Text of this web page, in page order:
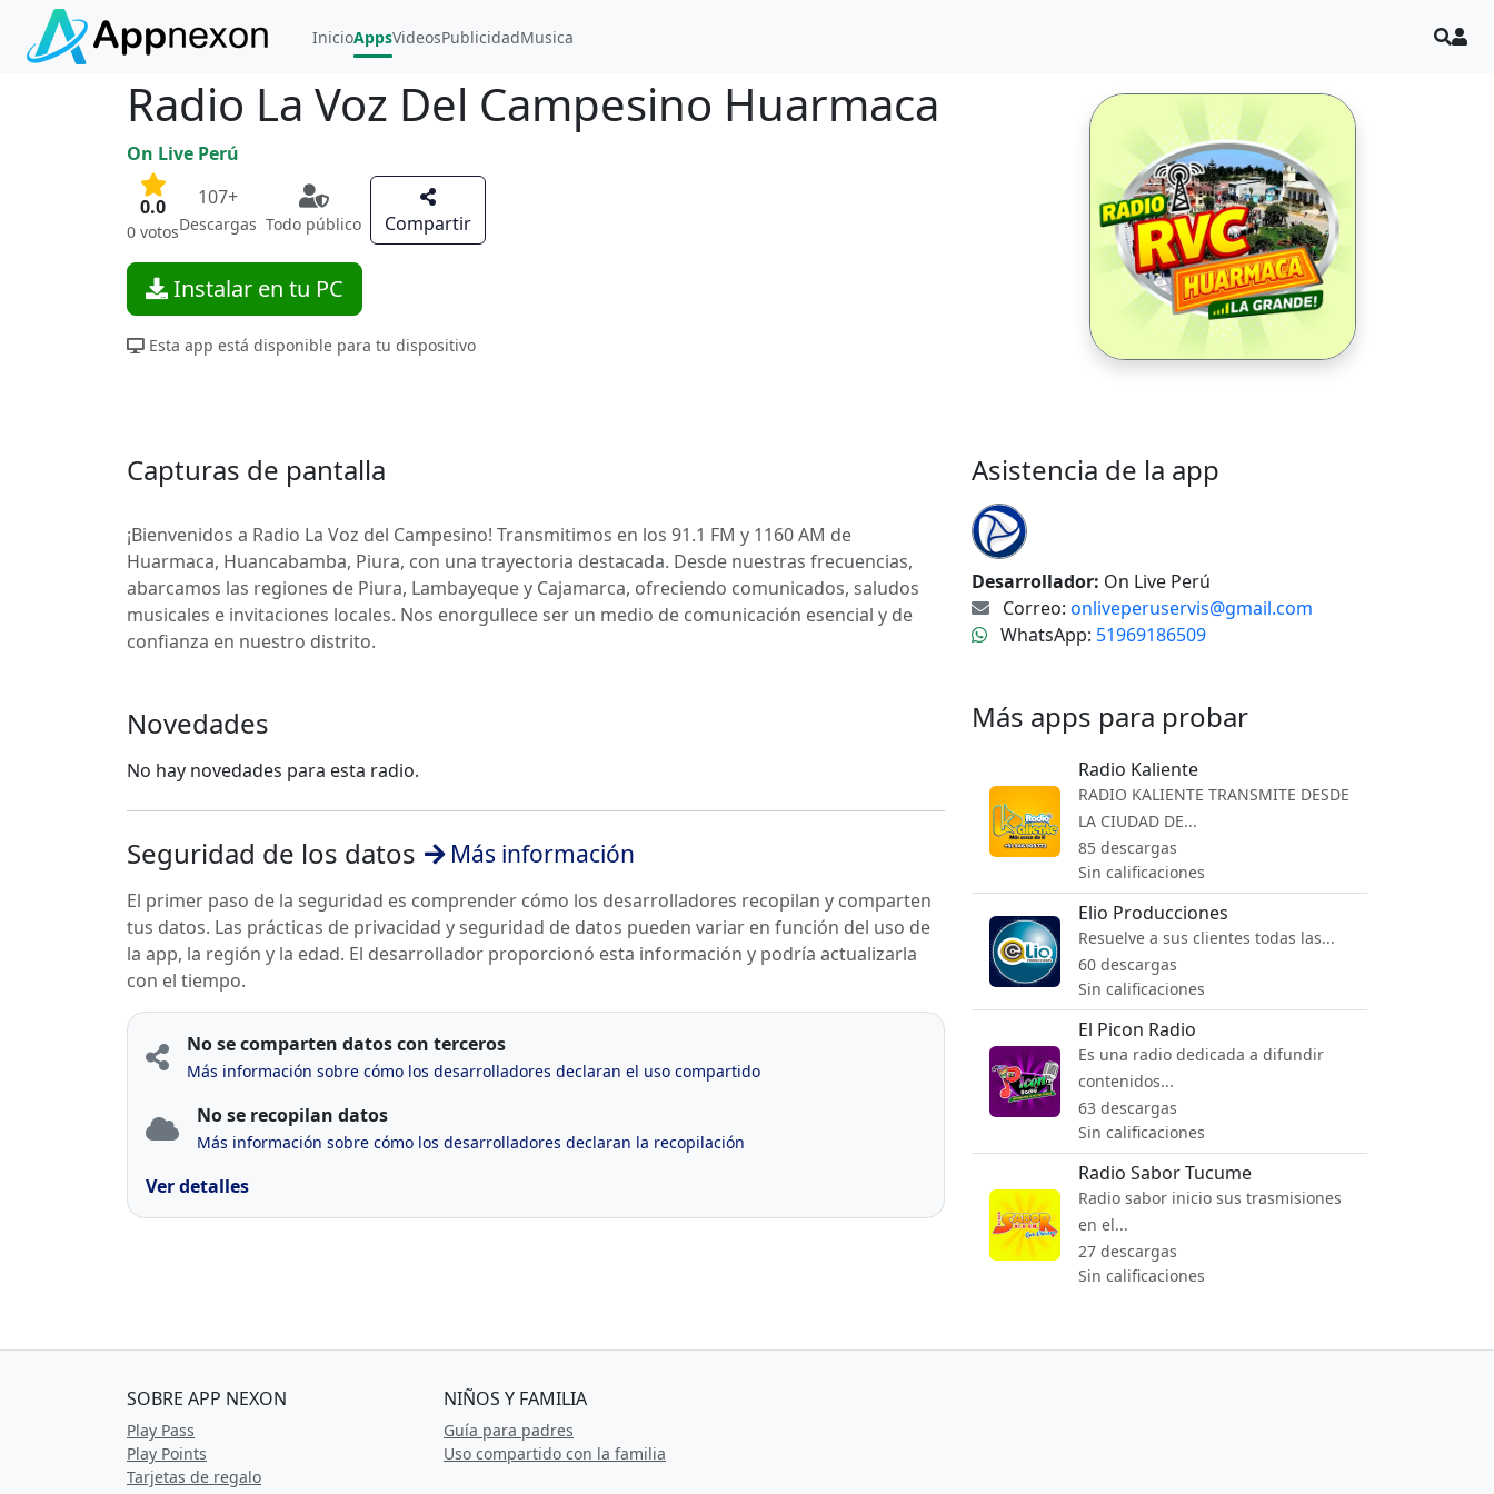
InicioAppsVideosPublicidadMusica
Radio La Voz Del Campesino Huarmaca
On Live Perú
0.0
0 votos
107+
Descargas Todo público Compartir
Instalar en tu PC
Esta app está disponible para tu dispositivo
Capturas de pantalla
¡Bienvenidos a Radio La Voz del Campesino! Transmitimos en los 91.1 FM y 1160 AM de
Huarmaca, Huancabamba, Piura, con una trayectoria destacada. Desde nuestras frecuencias,
abarcamos las regiones de Piura, Lambayeque y Cajamarca, ofreciendo comunicados, saludos
musicales e invitaciones locales. Nos enorgullece ser un medio de comunicación esencial y de
confianza en nuestro distrito.
Novedades
No hay novedades para esta radio.
Seguridad de los datos Más información
El primer paso de la seguridad es comprender cómo los desarrolladores recopilan y comparten
tus datos. Las prácticas de privacidad y seguridad de datos pueden variar en función del uso de
la app, la región y la edad. El desarrollador proporcionó esta información y podría actualizarla
con el tiempo.
No se comparten datos con terceros
Más información sobre cómo los desarrolladores declaran el uso compartido
No se recopilan datos
Más información sobre cómo los desarrolladores declaran la recopilación
Ver detalles
Asistencia de la app
Desarrollador: On Live Perú
Correo: onliveperuservis@gmail.com
WhatsApp: 51969186509
Más apps para probar
Radio Kaliente
RADIO KALIENTE TRANSMITE DESDE
LA CIUDAD DE...
85 descargas
Sin calificaciones
Elio Producciones
Resuelve a sus clientes todas las...
60 descargas
Sin calificaciones
El Picon Radio
Es una radio dedicada a difundir
contenidos...
63 descargas
Sin calificaciones
Radio Sabor Tucume
Radio sabor inicio sus trasmisiones
en el...
27 descargas
Sin calificaciones
SOBRE APP NEXON
Play Pass
Play Points
Tarjetas de regalo
NIÑOS Y FAMILIA
Guía para padres
Uso compartido con la familia